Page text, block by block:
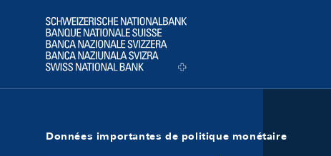
Logo
Données importantes de politique monétaire